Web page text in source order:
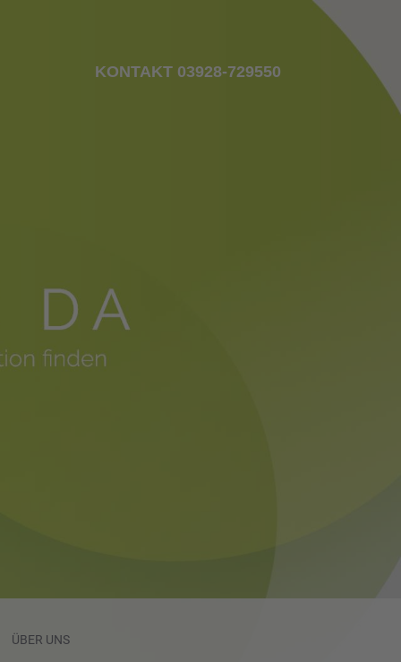
KONTAKT 03928-729550
ÜBER UNS